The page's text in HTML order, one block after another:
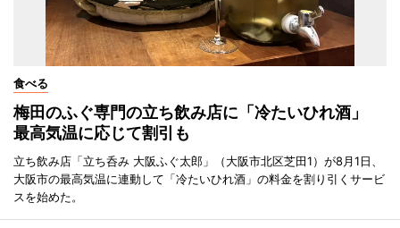
食べる
梅田のふぐ専門の立ち飲み店に「冷たいひれ酒」
最高気温に応じて割引も
立ち飲み店「立ち呑み 大阪ふぐ太郎」（大阪市北区芝田1）が8月1日、
大阪市の最高気温に連動して「冷たいひれ酒」の料金を割り引くサービ
スを始めた。